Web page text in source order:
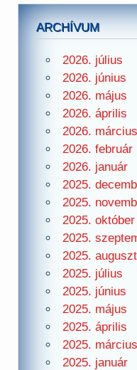
ARCHÍVUM
2026. július
2026. június
2026. május
2026. április
2026. március
2026. február
2026. január
2025.
2025.
2025. október
2025.
2025.
2025. július
2025. június
2025. május
2025. április
2025. március
2025. január